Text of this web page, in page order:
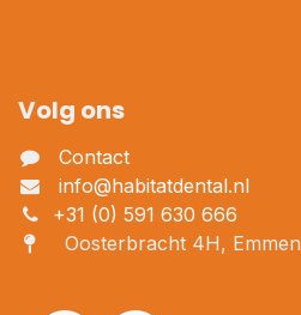
Volg ons
Contact
info@habitatdental.nl
+31 (0) 591 630 666
Oosterbracht 4H, Emmen